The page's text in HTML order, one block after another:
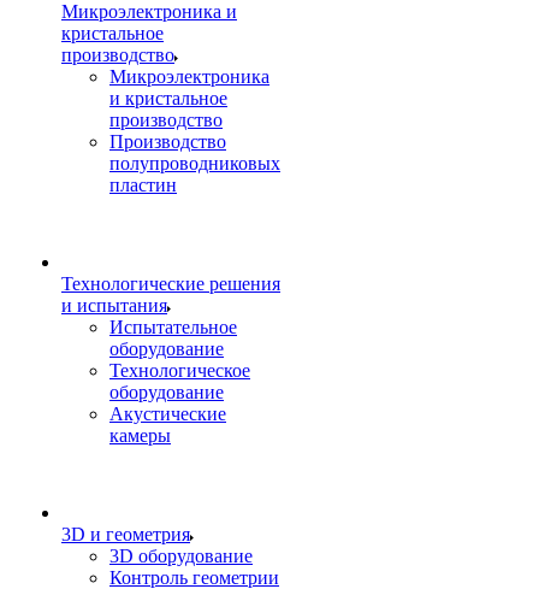
Микроэлектроника и
кристальное
производство
Микроэлектроника
и кристальное
производство
Производство
полупроводниковых
пластин
Технологические решения
и испытания
Испытательное
оборудование
Технологическое
оборудование
Акустические
камеры
3D и геометрия
3D оборудование
Контроль геометрии